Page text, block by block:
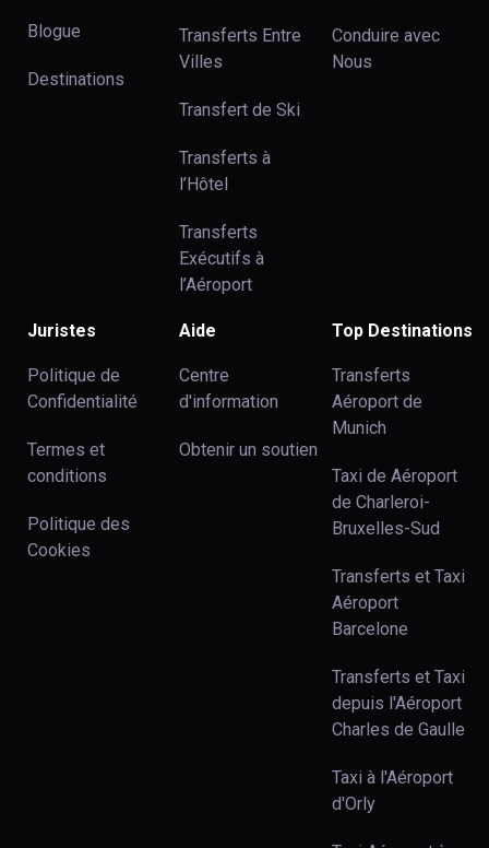
Blogue
Destinations
Transferts Entre
Villes
Transfert de Ski
Transferts à
l’Hôtel
Transferts
Exécutifs à
l’Aéroport
Conduire avec
Nous
Juristes
Politique de
Confidentialité
Termes et
conditions
Politique des
Cookies
Aide
Centre
d'information
Obtenir un soutien
Top Destinations
Transferts
Aéroport de
Munich
Taxi de Aéroport
de Charleroi-
Bruxelles-Sud
Transferts et Taxi
Aéroport
Barcelone
Transferts et Taxi
depuis l'Aéroport
Charles de Gaulle
Taxi à l'Aéroport
d'Orly